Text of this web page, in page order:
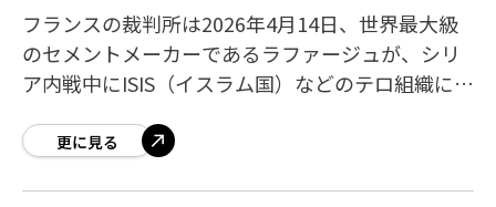
フランスの裁判所は2026年4月14日、世界最大級
のセメントメーカーであるラファージュが、シリ
ア内戦中にISIS（イスラム国）などのテロ組織に資
ランスで企業がテロ資金提供の罪で
更に見る